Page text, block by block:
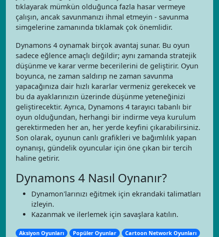
tıklayarak mümkün olduğunca fazla hasar vermeye
çalışın, ancak savunmanızı ihmal etmeyin - savunma
simgelerine zamanında tıklamak çok önemlidir.
Dynamons 4 oynamak birçok avantaj sunar. Bu oyun
sadece eğlence amaçlı değildir; aynı zamanda stratejik
düşünme ve karar verme becerilerini de geliştirir. Oyun
boyunca, ne zaman saldırıp ne zaman savunma
yapacağınıza dair hızlı kararlar vermeniz gerekecek ve
bu da ayaklarınızın üzerinde düşünme yeteneğinizi
geliştirecektir. Ayrıca, Dynamons 4 tarayıcı tabanlı bir
oyun olduğundan, herhangi bir indirme veya kurulum
gerektirmeden her an, her yerde keyfini çıkarabilirsiniz.
Son olarak, oyunun canlı grafikleri ve bağımlılık yapan
oynanışı, gündelik oyuncular için öne çıkan bir tercih
haline getirir.
Dynamons 4 Nasıl Oynanır?
Dynamon'larınızı eğitmek için ekrandaki talimatları
izleyin.
Kazanmak ve ilerlemek için savaşlara katılın.
Aksiyon Oyunları Popüler Oyunlar
Cartoon Network Oyunları